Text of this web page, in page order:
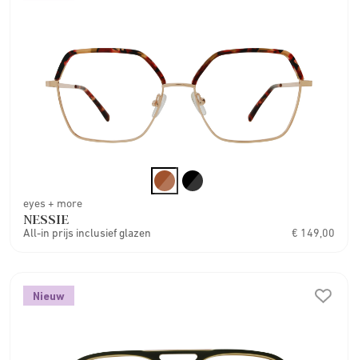
eyes + more
NESSIE
All-in prijs inclusief glazen € 149,00
Nieuw